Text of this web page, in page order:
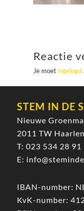
Reactie
Je moet ingelogd
STEM IN DE
Nieuwe
2011 TW
T: 023 534 28 91
E:
IBAN-number:
KvK-number: